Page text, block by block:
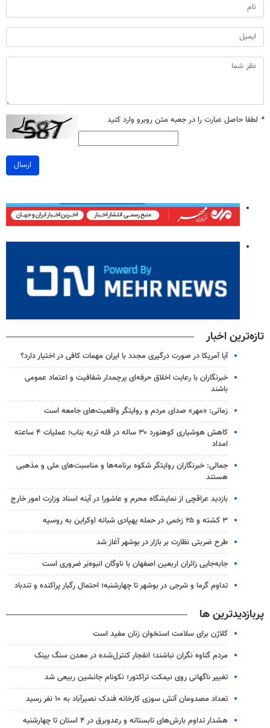
* لطفا حاصل عبارت را در جعبه متن روبرو وارد کنید
ارسال
تازه‌ترین اخبار
آیا آمریکا در صورت درگیری مجدد با ایران مهمات کافی در اختیار دارد؟
خبرنگاران با رعایت اخلاق حرفه‌ای پرچمدار شفافیت و اعتماد عمومی
باشند
زمانی: «مهر» صدای مردم و روایتگر واقعیت‌های جامعه است
کاهش هوشیاری کوهنورد ۳۰ ساله در قله تربه بناب؛ عملیات ۴ ساعته
امداد
جمالی: خبرنگاران روایتگر شکوه برنامه‌ها و مناسبت‌های ملی و مذهبی
هستند
بازدید عراقچی از نمایشگاه محرم و عاشورا در آینه اسناد وزارت امور خارج
۳ کشته و ۲۵ زخمی در حمله پهپادی شبانه اوکراین به روسیه
طرح ضربتی نظارت بر بازار در بوشهر آغاز شد
جابه‌جایی زائران اربعین اصفهان با ناوگان انبوه‌بَر ضروری است
تداوم گرما و شرجی در بوشهر تا چهارشنبه؛ احتمال رگبار پراکنده و تندباد
پربازدیدترین ها
کلاژن برای سلامت استخوان زنان مفید است
مردم گناوه نگران نباشند؛ انفجار کنترل‌شده در معدن سنگ بینک
تغییر ناگهانی روی نیمکت تراکتور؛ نکونام جانشین ربیعی شد
تعداد مصدومان آتش سوزی کارخانه فندک نصیرآباد به ۱۰ نفر رسید
هشدار تداوم بارش‌های تابستانه و رعدوبرق در ۴ استان تا چهارشنبه